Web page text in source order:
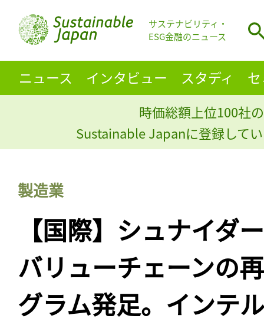
サステナビリティ・
ESG金融のニュース
ニュース インタビュー スタディ
時価総額上位100社
Sustainable Japanに登録して
製造業
【国際】シュナイダ
バリューチェーンの
グラム発足。インテ